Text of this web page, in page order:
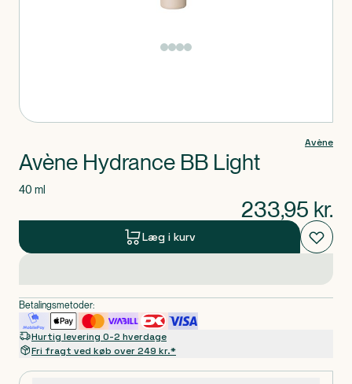
Avène
Avène Hydrance BB Light
40 ml
233,95 kr.
Læg i kurv
Betalingsmetoder:
Hurtig levering 0-2 hverdage
Fri fragt ved køb over 249 kr.*